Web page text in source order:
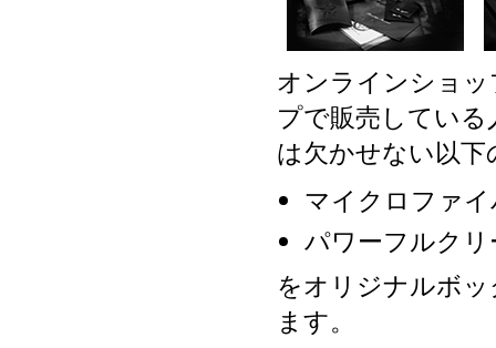
オンラインショ
プで販売してい
は欠かせない以
マイクロファ
パワーフルク
をオリジナルボ
ます。